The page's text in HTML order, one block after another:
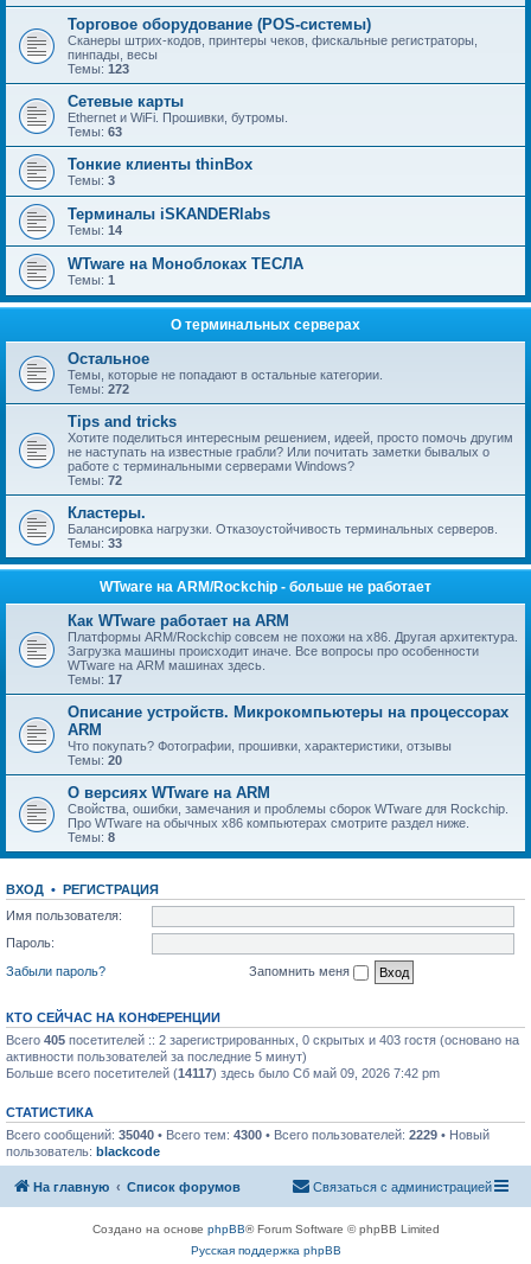
Торговое оборудование (POS-системы)
Сканеры штрих-кодов, принтеры чеков, фискальные регистраторы,
пинпады, весы
Темы: 123
Сетевые карты
Ethernet и WiFi. Прошивки, бутромы.
Темы: 63
Тонкие клиенты thinBox
Темы: 3
Терминалы iSKANDERlabs
Темы: 14
WTware на Моноблоках ТЕСЛА
Темы: 1
О терминальных серверах
Остальное
Темы, которые не попадают в остальные категории.
Темы: 272
Tips and tricks
Хотите поделиться интересным решением, идеей, просто помочь другим
не наступать на известные грабли? Или почитать заметки бывалых о
работе с терминальными серверами Windows?
Темы: 72
Кластеры.
Балансировка нагрузки. Отказоустойчивость терминальных серверов.
Темы: 33
WTware на ARM/Rockchip - больше не работает
Как WTware работает на ARM
Платформы ARM/Rockchip совсем не похожи на x86. Другая архитектура.
Загрузка машины происходит иначе. Все вопросы про особенности
WTware на ARM машинах здесь.
Темы: 17
Описание устройств. Микрокомпьютеры на процессорах
ARM
Что покупать? Фотографии, прошивки, характеристики, отзывы
Темы: 20
О версиях WTware на ARM
Свойства, ошибки, замечания и проблемы сборок WTware для Rockchip.
Про WTware на обычных x86 компьютерах смотрите раздел ниже.
Темы: 8
ВХОД • РЕГИСТРАЦИЯ
Имя пользователя:
Пароль:
Забыли пароль?
Запомнить меня
КТО СЕЙЧАС НА КОНФЕРЕНЦИИ
Всего 405 посетителей :: 2 зарегистрированных, 0 скрытых и 403 гостя (основано на
активности пользователей за последние 5 минут)
Больше всего посетителей (14117) здесь было Сб май 09, 2026 7:42 pm
СТАТИСТИКА
Всего сообщений: 35040 • Всего тем: 4300 • Всего пользователей: 2229 • Новый
пользователь: blackcode
На главную Список форумов Связаться с администрацией
Создано на основе phpBB® Forum Software © phpBB Limited
Русская поддержка phpBB